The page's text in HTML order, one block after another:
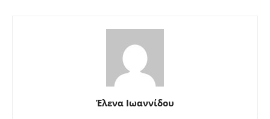
Έλενα Ιωαννίδου